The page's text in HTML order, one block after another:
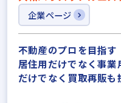
企業ページ
不動産のプロを目指
居住用だけでなく事
だけでなく買取再販も